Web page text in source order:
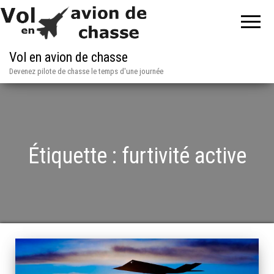
Vol en avion de chasse
Devenez pilote de chasse le temps d'une journée
Étiquette : furtivité active